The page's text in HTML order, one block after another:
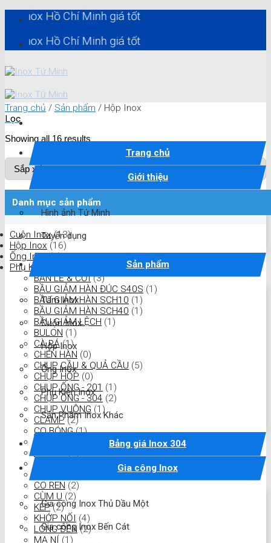
Hồ Chí Minh giá tốt
Hồ Chí Minh giá tốt
Trang chủ
Giới thiệu
Hình ảnh Tứ Minh
Tuyển dụng
Sản phẩm
Tấm Inox
Cuộn Inox
Hộp Inox
Ống Inox
Phụ Kiện Inox
Sản Phẩm Inox Khác
Bảng giá Inox 304
Gia công Inox
Gia công Inox Thủ Dầu Một
Gia công Inox Bến Cát
Trang chủ / Sản phẩm / Hộp Inox
Lọc
Showing all 16 results
Danh mục sản phẩm
Cuộn Inox (13)
Hộp Inox (16)
Ống Inox (4)
Phụ Kiện Inox
BẢN LỀ & CỐI (3)
BẦU GIẢM HÀN ĐÚC S40S (1)
BẦU GIẢM HÀN SCH10 (1)
BẦU GIẢM HÀN SCH40 (1)
BẦU GIẢM LỆCH (1)
BULON (1)
CÀ RÁ (1)
CHÉN HÀN (0)
CHỤP CẦU & QUẢ CẦU (5)
CHỤP HỘP (0)
CHỤP ỐNG - 201 (1)
CHỤP ỐNG - 304 (2)
CHỤP VUÔNG (1)
CLAMP (2)
CO BÓNG (1)
CO HÀN
CO REN (2)
CÙM U (2)
KÉP (2)
KHỚP NỐI (4)
LONG ĐỀN (2)
MA NÍ (1)